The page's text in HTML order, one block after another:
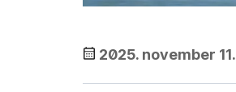
2025. november 11.